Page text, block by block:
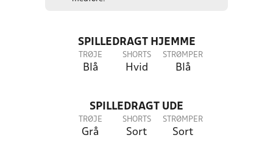
SPILLEDRAGT HJEMME
TRØJE
Blå
SHORTS
Hvid
STRØMPER
Blå
SPILLEDRAGT UDE
TRØJE
Grå
SHORTS
Sort
STRØMPER
Sort